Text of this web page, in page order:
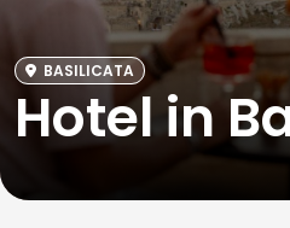
BASILICATA
Hotel in